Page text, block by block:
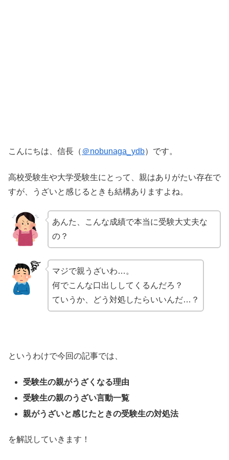
こんにちは、信長（ ＠nobunaga_ydb）です。
高校受験生や大学受験生にとって、親はありがたい存在で
すが、うざいと感じるときも結構ありますよね。
あんた、こんな成績で本当に受験大丈夫な
の？
マジで親うざいわ…。
何でこんな口出ししてくるんだろ？
ていうか、どう対処したらいいんだ…？
というわけで今回の記事では、
受験生の親がうざくなる理由
受験生の親のうざい言動一覧
親がうざいと感じたときの受験生の対処法
を解説していきます！